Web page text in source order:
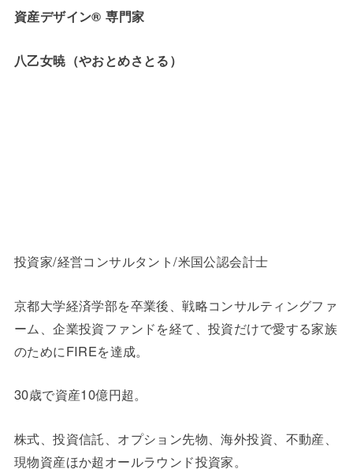
資産デザイン® 専門家
八乙女暁（やおとめさとる）
投資家/経営コンサルタント/米国公認会計士
京都大学経済学部を卒業後、戦略コンサルティングファ
ーム、企業投資ファンドを経て、投資だけで愛する家族
のためにFIREを達成。
30歳で資産10億円超。
株式、投資信託、オプション先物、海外投資、不動産、
現物資産ほか超オールラウンド投資家。